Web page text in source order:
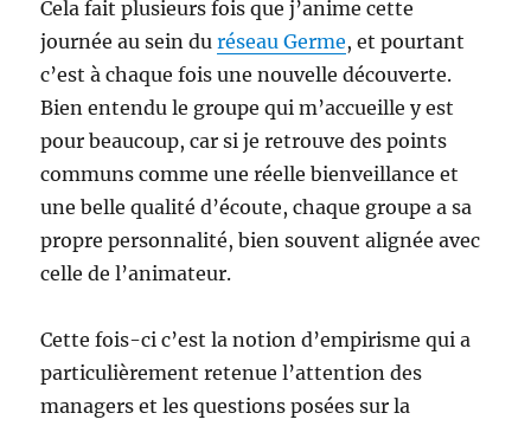
Cela fait plusieurs fois que j’anime cette
journée au sein duréseau Germe, et pourtant
c’est à chaque fois une nouvelle découverte.
Bien entendu le groupe qui m’accueille y est
pour beaucoup, car si je retrouve des points
communs comme une réelle bienveillance et
une belle qualité d’écoute, chaque groupe a sa
propre personnalité, bien souvent alignée avec
celle de l’animateur.
Cette fois-ci c’est la notion d’empirisme qui a
particulièrement retenue l’attention des
managers et les questions posées sur la